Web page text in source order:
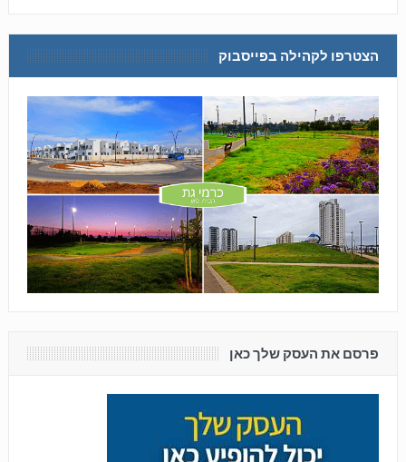
הצטרפו לקהילה בפייסבוק
פרסם את העסק שלך כאן